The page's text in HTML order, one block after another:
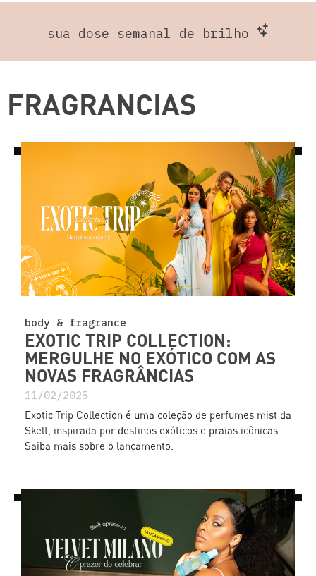
sua dose semanal de brilho
FRAGRANCIAS
body & fragrance
EXOTIC TRIP COLLECTION:
MERGULHE NO EXÓTICO COM AS
NOVAS FRAGRÂNCIAS
11/02/2025
Exotic Trip Collection é uma coleção de perfumes mist da
Skelt, inspirada por destinos exóticos e praias icônicas.
Saiba mais sobre o lançamento.